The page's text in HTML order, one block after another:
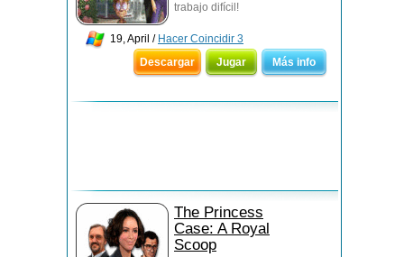
trabajo difícil!
19, April / Hacer Coincidir 3
Descargar
Jugar Más info
The Princess
Case: A Royal
Scoop